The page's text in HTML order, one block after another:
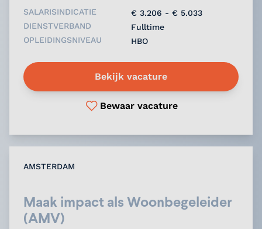
SALARISINDICATIE
€ 3.206 - € 5.033
DIENSTVERBAND
Fulltime
OPLEIDINGSNIVEAU
HBO
Bekijk vacature
Bewaar vacature
AMSTERDAM
Maak impact als Woonbegeleider
(AMV)